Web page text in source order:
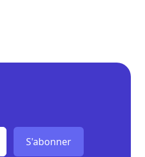
S'abonner